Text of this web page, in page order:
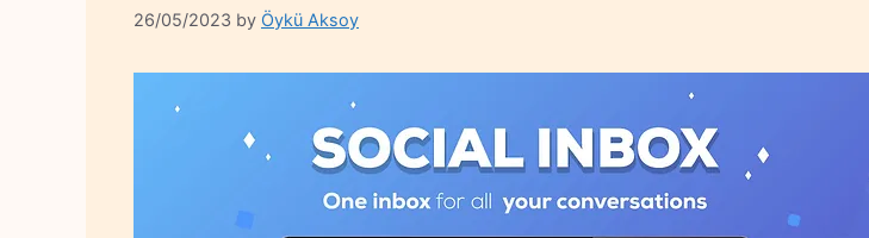
26/05/2023 by Öykü Aksoy